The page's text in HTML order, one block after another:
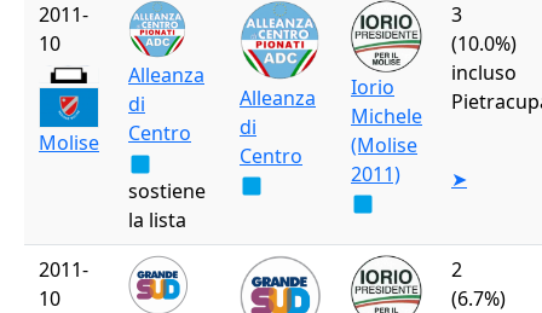
2011-
10
Molise
Alleanza
di
Centro
sostiene
la lista
Alleanza
di
Centro
Iorio
Michele
(Molise
2011)
3
(10.0%)
incluso
➤
2011-
10
2
(6.7%)